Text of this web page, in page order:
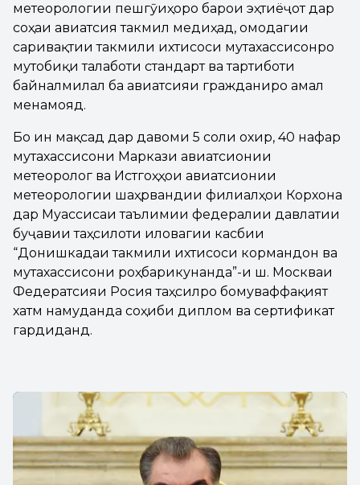
метеорологии пешгӯиҳоро барои эҳтиёҷот дар
соҳаи авиатсия такмил медиҳад, омодагии
саривақтии такмили ихтисоси мутахассисонро
мутобиқи талаботи стандартӣ ва тартиботи
байналмилалӣ ба авиатсияи гражданиро амалӣ
менамояд.
Бо ин мақсад дар давоми 5 соли охир, 40 нафар
мутахассисони Маркази авиатсионии
метеорологӣ ва Истгоҳҳои авиатсионии
метеорологии шаҳрвандии филиалҳои Корхона
дар Муассисаи таълимии федералии давлатии
буҷавии таҳсилоти иловагии касбии
“Донишкадаи такмили ихтисоси кормандон ва
мутахассисони роҳбарикунанда”-и ш. Москваи
Федератсияи Росия таҳсилро бомуваффақият
хатм намуданда соҳиби диплом ва сертификат
гардиданд.